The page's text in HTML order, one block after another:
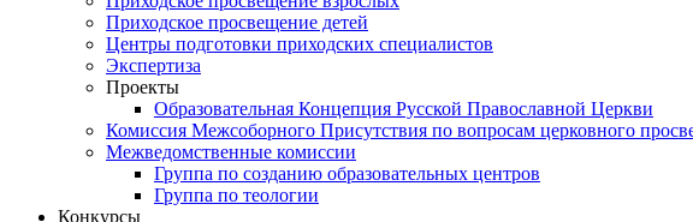
Приходское просвещение детей
Центры подготовки приходских специалистов
Экспертиза
Проекты
Образовательная Концепция Русской Православной Церкви
Комиссия Межсоборного Присутствия по вопросам церковного
Межведомственные комиссии
Группа по созданию образовательных центров
Группа по теологии
Конкурсы